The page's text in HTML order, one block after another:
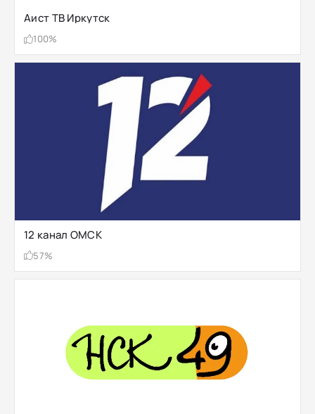
Аист ТВ Иркутск
100%
12 канал ОМСК
57%